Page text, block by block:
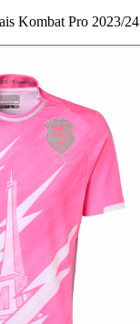
Kombat Pro 2023/24